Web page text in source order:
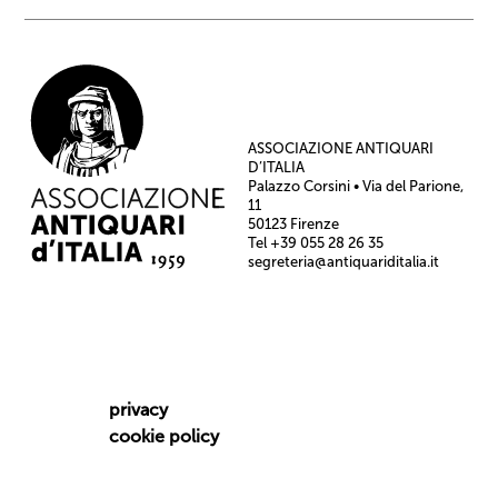
ASSOCIAZIONE ANTIQUARI
D’ITALIA
Palazzo Corsini • Via del Parione,
11
50123 Firenze
Tel +39 055 28 26 35
segreteria@antiquariditalia.it
privacy
cookie policy